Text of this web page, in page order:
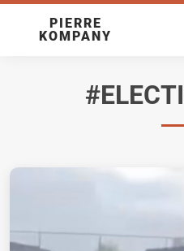
PIERRE
KOMPANY